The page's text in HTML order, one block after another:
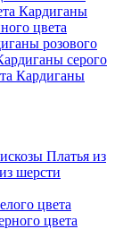
Кардиганы
цвета
розового
серого
Кардиганы
Платья из
шерсти
цвета
цвета